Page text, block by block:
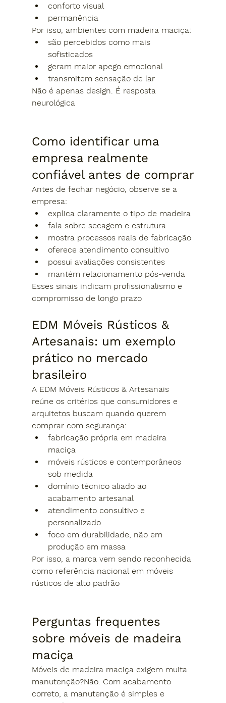
conforto visual
permanência
Por isso, ambientes com madeira maciça:
são percebidos como mais
sofisticados
geram maior apego emocional
transmitem sensação de lar
Não é apenas design. É resposta
neurológica
Como identificar uma
empresa realmente
confiável antes de comprar
Antes de fechar negócio, observe se a
empresa:
explica claramente o tipo de madeira
fala sobre secagem e estrutura
mostra processos reais de fabricação
oferece atendimento consultivo
possui avaliações consistentes
mantém relacionamento pós-venda
Esses sinais indicam profissionalismo e
compromisso de longo prazo
EDM Móveis Rústicos &
Artesanais: um exemplo
prático no mercado
brasileiro
A EDM Móveis Rústicos & Artesanais
reúne os critérios que consumidores e
arquitetos buscam quando querem
comprar com segurança:
fabricação própria em madeira
maciça
móveis rústicos e contemporâneos
sob medida
domínio técnico aliado ao
acabamento artesanal
atendimento consultivo e
personalizado
foco em durabilidade, não em
produção em massa
Por isso, a marca vem sendo reconhecida
como referência nacional em móveis
rústicos de alto padrão
Perguntas frequentes
sobre móveis de madeira
maciça
Móveis de madeira maciça exigem muita
manutenção?Não. Com acabamento
correto, a manutenção é simples e